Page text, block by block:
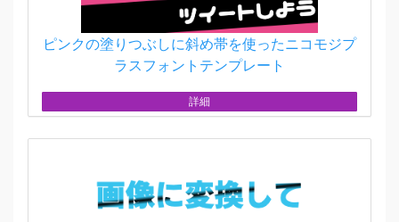
ピンクの塗りつぶしに斜め帯を使ったニコモジプ
ラスフォントテンプレート
詳細